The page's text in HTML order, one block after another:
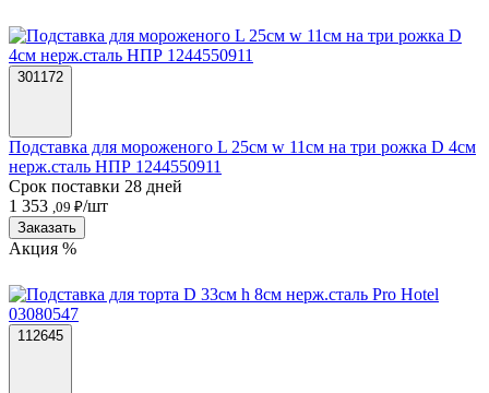
301172
Подставка для мороженого L 25см w 11см на три рожка D 4см
нерж.сталь НПР 1244550911
Срок поставки 28 дней
1 353 ,09 ₽/шт
Заказать
Акция %
112645